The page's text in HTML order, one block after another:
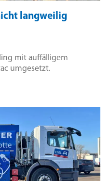
langweilig
mit auffälligem
umgesetzt.